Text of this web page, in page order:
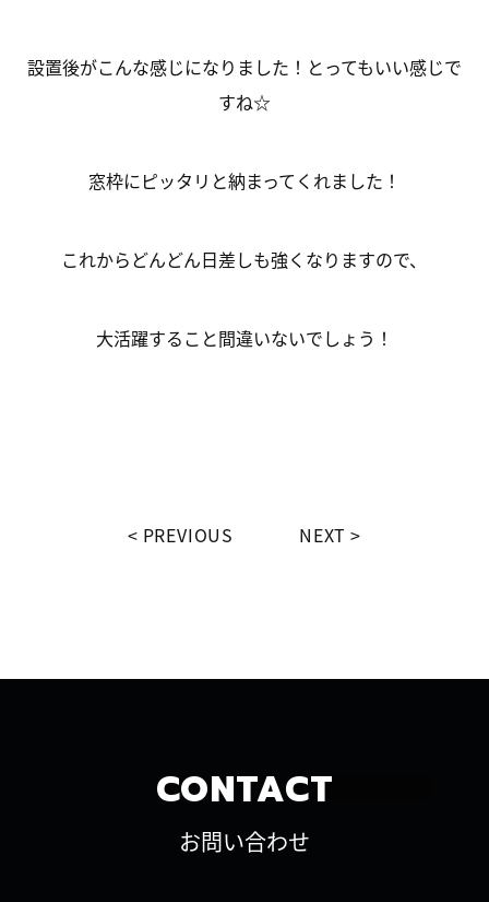
設置後がこんな感じになりました！とってもいい感じで
すね☆
窓枠にピッタリと納まってくれました！
これからどんどん日差しも強くなりますので、
大活躍すること間違いないでしょう！
PREVIOUS NEXT
CONTACT
お問い合わせ